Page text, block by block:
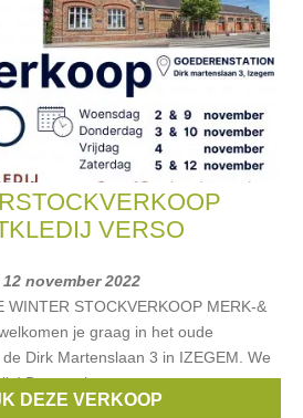
VERSO
november 2022
WINTER STOCKVERKOOP MERK-&
je graag in het oude
Dirk Martenslaan 3 in IZEGEM. We
Dames, heren
,Blue Bay,Only,
DEZE VERKOOP